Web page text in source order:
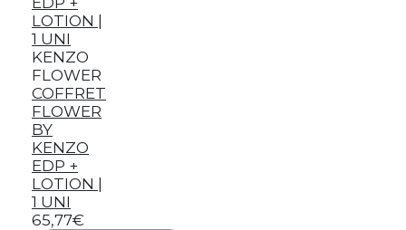
KENZO
FLOWER
COFFRET
FLOWER
BY
KENZO
EDP +
LOTION |
1 UNI
65,77€